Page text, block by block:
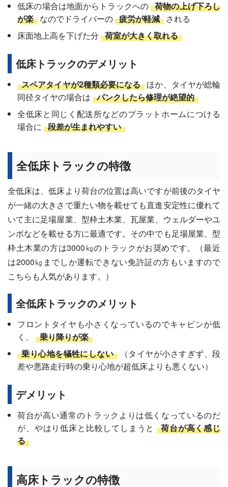
低床の場合は地面からトラックへの 荷物の上げ下ろし
が楽 なのでドライバーの 疲労が軽減
される
床面地上高を下げた分 荷室が大きく取れる
低床トラックのデメリット
スペアタイヤが2種類必要になる ほか、タイヤが総輪
同径タイヤの場合は パンクしたら修理が絶望的
全低床と同じく配送所などのプラットホームにつける
場合に 段差が生まれやすい
全低床トラックの特徴
全低床は、低床より荷台の位置は高いですが前後のタイヤ
が一緒の大きさで重たい物を載せても直進安定性に優れて
いて主に足場屋業、型枠土木業、瓦屋業、ウェルダーやユ
ンボなどを載せる方に最適です。その中でも足場屋業、型
枠土木業の方は3000㎏のトラックがお奨めです。（最近
は2000㎏までしか運転できない免許証の方もいますので
こちらも人気があります。）
全低床トラックのメリット
フロントタイヤも小さくなっているのでキャビンが低
く、 乗り降りが楽
乗り心地を犠牲にしない
（タイヤが小さすぎず、段
差や悪路走行時の乗り心地が超低床よりも悪くない）
デメリット
荷台が高い通常のトラックよりは低くなっているのだ
が、やはり低床と比較してしまうと 荷台が高く感じ
る
高床トラックの特徴